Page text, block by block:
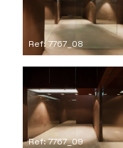
Ref: 7767_08
Ref: 7767_09